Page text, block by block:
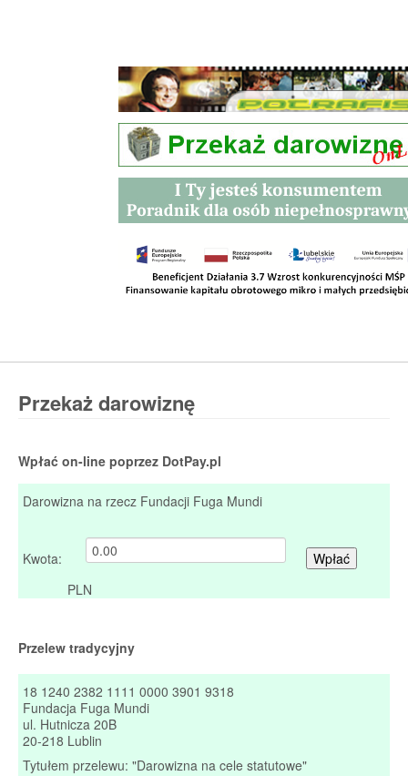
Przekaż darowiznę
Wpłać on-line poprzez DotPay.pl
Darowizna na rzecz Fundacji Fuga Mundi
Kwota:
PLN
Przelew tradycyjny
18 1240 2382 1111 0000 3901 9318
Fundacja Fuga Mundi
ul. Hutnicza 20B
20-218 Lublin
Tytułem przelewu: "Darowizna na cele statutowe"